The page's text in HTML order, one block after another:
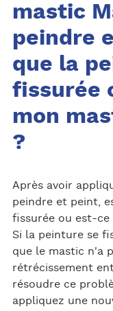
mastic
peindre
que la
fissurée
mon
?
Après avoir
peindre et peint,
fissurée ou est-ce
Si la peinture se
que le mastic n'a
rétrécissement
résoudre ce
appliquez une